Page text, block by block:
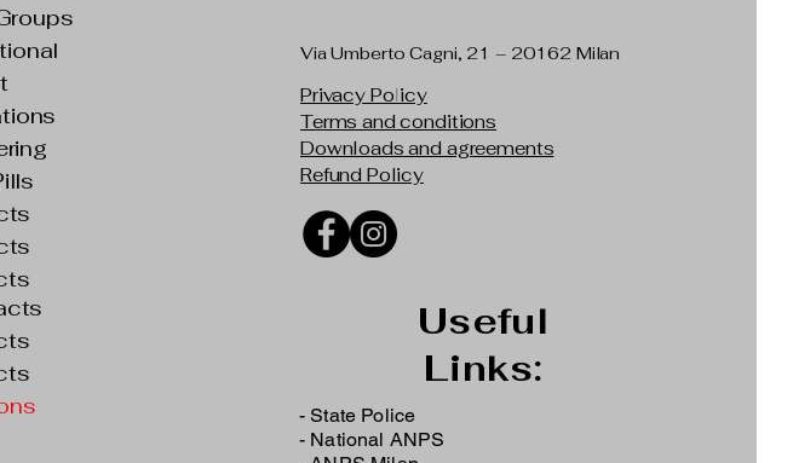
Via Umberto Cagni, 21 – 20162 Milan
Privacy Policy
Terms and conditions
Downloads and agreements
Refund Policy
Useful
Links:
- State Police
- National ANPS